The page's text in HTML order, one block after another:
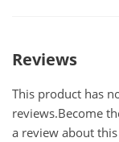
Reviews
This product has
reviews.Become
a review about